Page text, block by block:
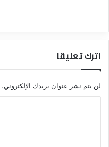
اترك تعليقاً
لن يتم نشر عنوان بريدك الإلكتروني.